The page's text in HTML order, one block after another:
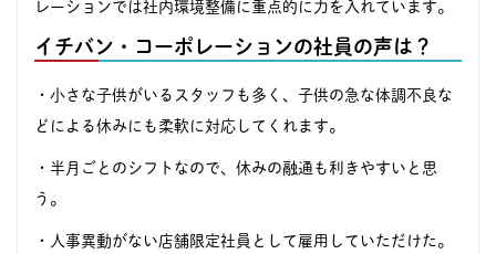
レーションでは社内環境整備に重点的に力を入れています。
イチバン・コーポレーションの社員の声は？
・小さな子供がいるスタッフも多く、子供の急な体調不良な
どによる休みにも柔軟に対応してくれます。
・半月ごとのシフトなので、休みの融通も利きやすいと思
う。
・人事異動がない店舗限定社員として雇用していただけた。